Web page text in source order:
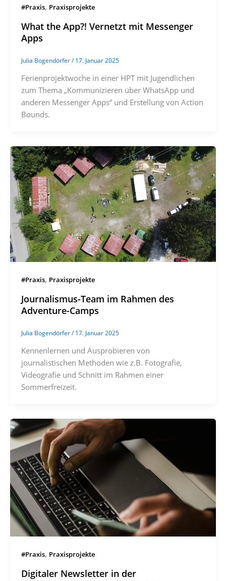
#Praxis, Praxisprojekte
What the App?! Vernetzt mit Messenger
Apps
Julia Bogendörfer/17. Januar 2025
Ferienprojektwoche in einer HPT mit Jugendlichen
zum Thema „Kommunizieren über WhatsApp und
anderen Messenger Apps“ und Erstellung von Action
Bounds.
#Praxis, Praxisprojekte
Journalismus-Team im Rahmen des
Adventure-Camps
Julia Bogendörfer/17. Januar 2025
Kennenlernen und Ausprobieren von
journalistischen Methoden wie z.B. Fotografie,
Videografie und Schnitt im Rahmen einer
Sommerfreizeit.
#Praxis, Praxisprojekte
Digitaler Newsletter in der